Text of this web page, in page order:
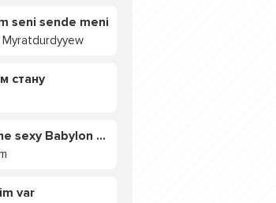
seni sende meni
Myratdurdyyew
стану
Im in the sexy Babylon БУЯ
var